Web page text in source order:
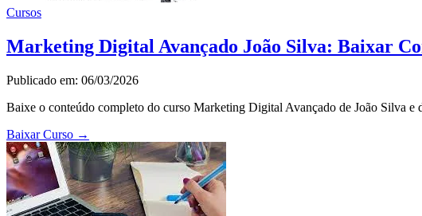
Cursos
Marketing Digital Avançado João Silva: Baixar
Publicado em: 06/03/2026
Baixe o conteúdo completo do curso Marketing Digital Avançado de João Silva e
Baixar Curso →